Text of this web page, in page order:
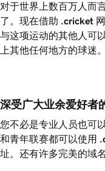
对于世界上数百万人而
了。现在借助 .cricket
与这项运动的其他人可
上其他任何地方的球迷。
深受广大业余爱好者
您不必是专业人员也可
和青年联赛都可以使用
址。还有许多完美的域